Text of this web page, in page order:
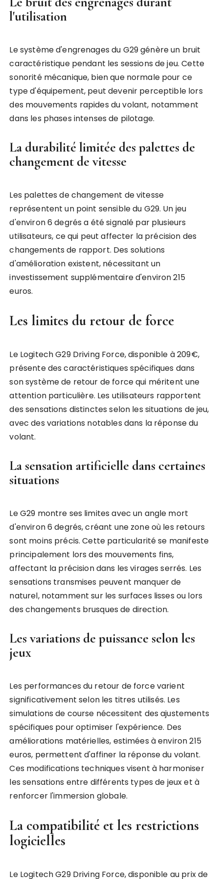
l'utilisation
Le système d'engrenages du G29 génère un bruit
caractéristique pendant les sessions de jeu. Cette
sonorité mécanique, bien que normale pour ce
type d'équipement, peut devenir perceptible lors
des mouvements rapides du volant, notamment
dans les phases intenses de pilotage.
La durabilité limitée des palettes de
changement de vitesse
Les palettes de changement de vitesse
représentent un point sensible du G29. Un jeu
d'environ 6 degrés a été signalé par plusieurs
utilisateurs, ce qui peut affecter la précision des
changements de rapport. Des solutions
d'amélioration existent, nécessitant un
investissement supplémentaire d'environ 215
euros.
Les limites du retour de force
Le Logitech G29 Driving Force, disponible à 209€,
présente des caractéristiques spécifiques dans
son système de retour de force qui méritent une
attention particulière. Les utilisateurs rapportent
des sensations distinctes selon les situations de jeu,
avec des variations notables dans la réponse du
volant.
La sensation artificielle dans certaines
situations
Le G29 montre ses limites avec un angle mort
d'environ 6 degrés, créant une zone où les retours
sont moins précis. Cette particularité se manifeste
principalement lors des mouvements fins,
affectant la précision dans les virages serrés. Les
sensations transmises peuvent manquer de
naturel, notamment sur les surfaces lisses ou lors
des changements brusques de direction.
Les variations de puissance selon les
jeux
Les performances du retour de force varient
significativement selon les titres utilisés. Les
simulations de course nécessitent des ajustements
spécifiques pour optimiser l'expérience. Des
améliorations matérielles, estimées à environ 215
euros, permettent d'affiner la réponse du volant.
Ces modifications techniques visent à harmoniser
les sensations entre différents types de jeux et à
renforcer l'immersion globale.
La compatibilité et les restrictions
logicielles
Le Logitech G29 Driving Force, disponible au prix de